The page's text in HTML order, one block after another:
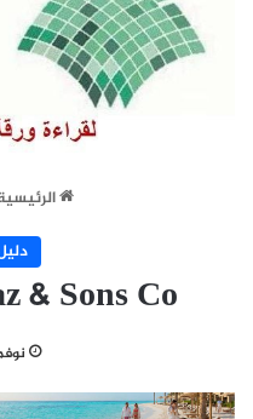
& Sons Co
نوفمبر